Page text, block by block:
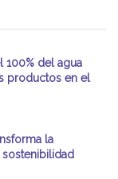
100% del agua
productos en el
la